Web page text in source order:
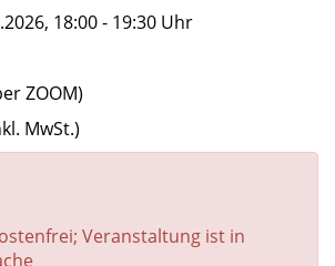
18:00 - 19:30 Uhr
ZOOM)
MwSt.)
Veranstaltung ist in